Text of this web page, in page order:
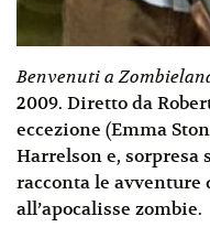
Benvenuti a
2009. Diretto da
eccezione (Emma
Harrelson e,
racconta le
all’apocalisse zombie.